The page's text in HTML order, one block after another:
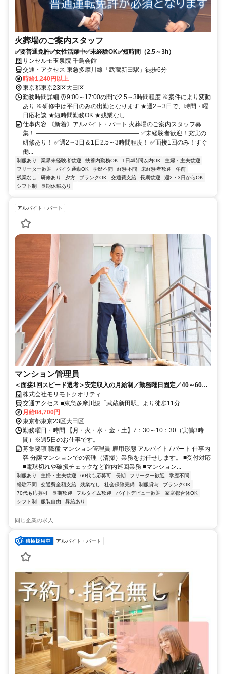
火葬場のご案内スタッフ
✅要普通免許✅女性活躍中✅未経験OK✅短時間（2.5～3h）
サンセルモ玉泉院 千鳥会館
交通・アクセス 東急多摩川線「武蔵新田駅」徒歩6分
時給1,240円以上
東京都東京23区大田区
勤務時間詳細 ⏰9:00～17:00の間で2.5～3時間程度 ※案件により変動
あり ※研修中は平日のみの出勤となります ★週2～3日で、時間・曜
日応相談 ★短時間勤務OK ★残業なし
仕事内容 《新着》アルバイト・パート 火葬場のご案内スタッフ募
集！ ――――――――――――――――― ✅未経験者歓迎！充実の
研修あり！ ✅週2～3日＆1日2.5～3時間程度！ ✅面接1回のみ！すぐ
働...
制服あり 業界未経験者歓迎 扶養内勤務OK 1日4時間以内OK
主婦・主夫歓迎
フリーター歓迎
バイク通勤OK 学歴不問 経験不問 未経験者歓迎
午前
残業なし
研修あり 夕方 ブランクOK 交通費支給 長期歓迎
週2・3日からOK
シフト制
長期休暇あり
アルバイト・パート
マンション管理員
＜面接1回スピード選考＞安定収入の月給制／勤務曜日固定／40～60代
活躍中【定年72歳／再雇用あり】
株式会社モリモトクオリティ
交通アクセス ■東急多摩川線「武蔵新田駅」より徒歩11分
月給84,700円
東京都東京23区大田区
勤務曜日・時間 【月・火・水・金・土】7：30～10：30（実働3時
間）※週5日のお仕事です。
募集要項 職種 マンション管理員 雇用形態 アルバイト / パート 仕事内
容 分譲マンションでの管理（清掃）業務をお任せします。 ■受付対応
■電球切れや破損チェックなど館内巡回業務 ■マンション...
制服あり 主婦・主夫歓迎 60代も応募可 長期 フリーター歓迎
学歴不問
経験不問
交通費全額支給 残業なし 社会保険完備 制服貸与
ブランクOK
70代も応募可
長期歓迎 フルタイム歓迎 バイトデビュー歓迎
家庭都合休OK
シフト制
服装自由 昇給あり
同じ企業の求人
アルバイト・パート